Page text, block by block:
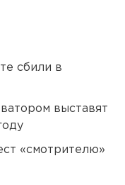
сбили в
выставят
«смотрителю»